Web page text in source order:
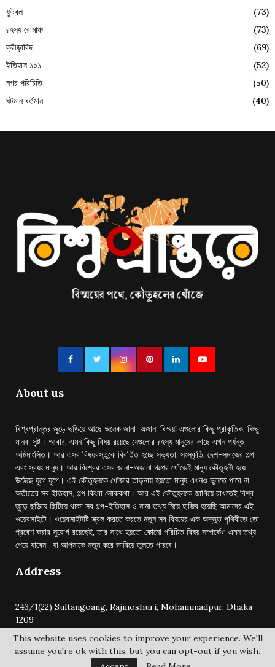
ফুটবল
(73)
রহস্য রোমাঞ্চ
(73)
ক্রীড়াবিদ
(69)
ইতিহাস ১০১
(52)
নগর পরিচিতি
(50)
ঘটমান বর্তমান
(40)
About us
বিশ্বপ্রান্তর জুড়ে ছড়িয়ে আছে অনেক জানা-অজানা বিস্ময়! এগুলোর কিছু প্রাকৃতিক, কিছু
মানব-সৃষ্ট। আবার, এমন কিছু বিষয় রয়েছে যেগুলোর রহস্য মানুষের কাছে এখন পর্যন্ত
অমিমাংসিত। আর এসব বিষয়বস্তুকে বিবর্তিত হচ্ছে সভ্যতা, সংস্কৃতি, দেশ-সমাজের গল্প
এবং স্বয়ং মানুষ। আর বিশ্বের এসব জানা-অজানা গল্পের খোঁজেই মানুষ কৌতূহলী হয়ে
উঠেছে যুগে যুগে। এই কৌতূহলকে খোঁজার তাড়নায় হয়তো মানুষ এখনও ভুলতে পারে না
অতীতের সব ইতিহাস, গল্প কিংবা লোককথা। আর এই কৌতুহলকে জাগিয়ে রাখতেই বিশ্ব
জুড়ে ছড়িয়ে ছিটিয়ে থাকা সব গল্প-ইতিহাস ও নানা তথ্য নিয়ে হাজির হয়েছি আমাদের এই
ওয়েবসাইটে। ওয়েবসাইটটি স্ক্রল করতে করতে নতুন সব বিষয়ের এক অদ্ভুত পৃথিবীতে তো
প্রবেশ করার সুযোগ রয়েছেই, তার সাথে হয়তো কোনো পরিচিত বিষয় সম্পর্কেও এমন তথ্য
পেয়ে যাবেন- যা আপনাকে নতুন করে ভাবিয়ে তুলতে পারবে।
Address
243/1(22) Sultangoang, Rajmoshuri, Mohammadpur, Dhaka-
1209
This website uses cookies to improve your experience. We'll
assume you're ok with this, but you can opt-out if you wish.